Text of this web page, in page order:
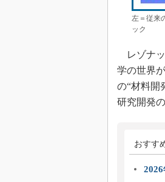
左＝従来
ック
レゾナッ
学の世界
の“材料開
研究開発
おすす